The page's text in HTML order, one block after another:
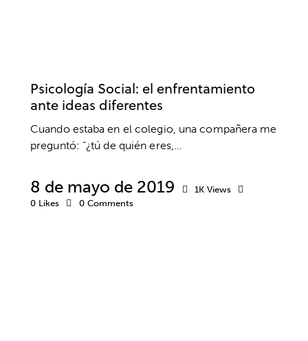
Psicología Social: el enfrentamiento
ante ideas diferentes
Cuando estaba en el colegio, una compañera me
preguntó: “¿tú de quién eres,…
8 de mayo de 2019 1K Views
0 Likes 0 Comments